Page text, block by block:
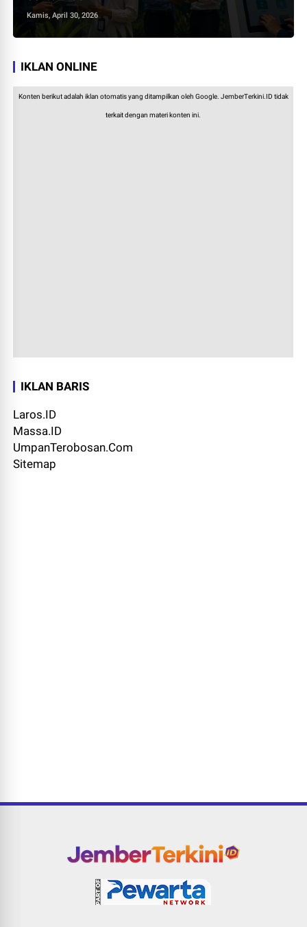
Kamis, April 30, 2026
IKLAN ONLINE
Konten berikut adalah iklan otomatis yang ditampilkan oleh Google. JemberTerkini.ID tidak
terkait dengan materi konten ini.
IKLAN BARIS
Laros.ID
Massa.ID
UmpanTerobosan.Com
Sitemap